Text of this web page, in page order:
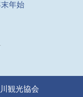
年始
観光協会